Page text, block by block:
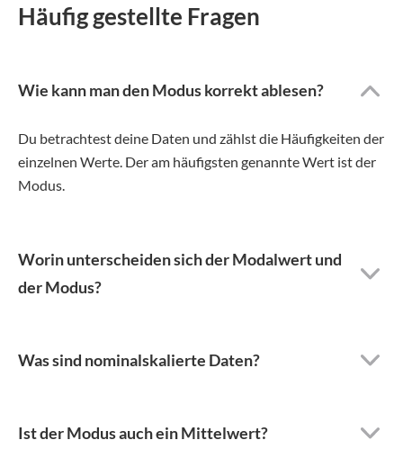
Häufig gestellte Fragen
Wie kann man den Modus korrekt ablesen?
Du betrachtest deine Daten und zählst die Häufigkeiten der
einzelnen Werte. Der am häufigsten genannte Wert ist der
Modus.
Worin unterscheiden sich der Modalwert und
der Modus?
Was sind nominalskalierte Daten?
Ist der Modus auch ein Mittelwert?